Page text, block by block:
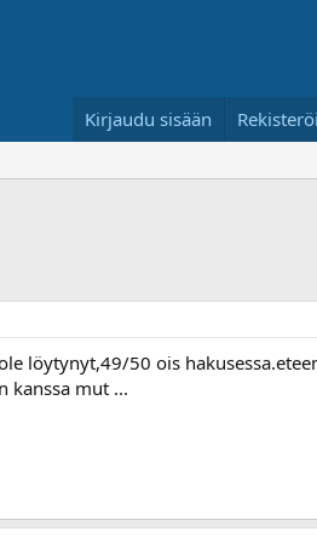
Kirjaudu sisään
löytynyt,49/50 ois
kanssa mut ...